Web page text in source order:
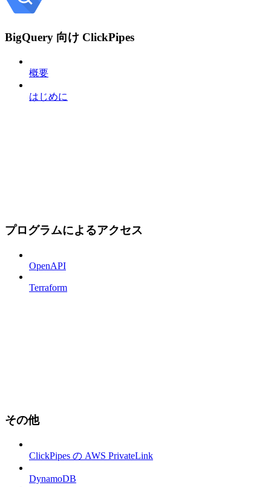
BigQuery 向け ClickPipes
概要
はじめに
プログラムによるアクセス
OpenAPI
Terraform
その他
ClickPipes の AWS PrivateLink
DynamoDB